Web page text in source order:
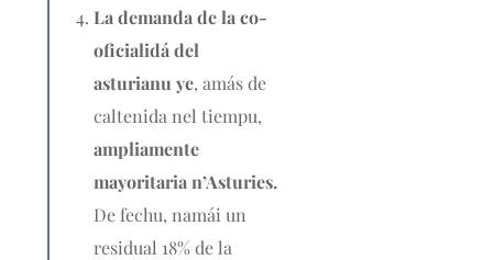
La demanda de la co-
oficialidá del
asturianu ye, amás de
caltenida nel tiempu,
ampliamente
mayoritaria n’Asturies.
De fechu, namái un
residual 18% de la